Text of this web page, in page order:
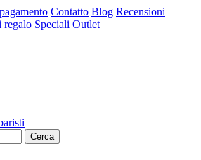
Contatto Blog Recensioni
regalo Speciali Outlet
Cerca